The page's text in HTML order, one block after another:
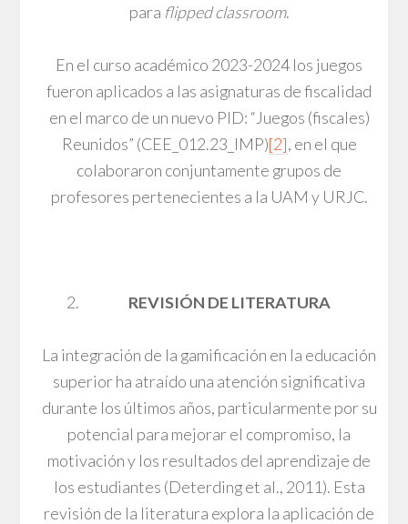
para flipped classroom.
En el curso académico 2023-2024 los juegos
fueron aplicados a las asignaturas de fiscalidad
en el marco de un nuevo PID: “Juegos (fiscales)
Reunidos” (CEE_012.23_IMP)[2], en el que
colaboraron conjuntamente grupos de
profesores pertenecientes a la UAM y URJC.
REVISIÓN DE LITERATURA
La integración de la gamificación en la educación
superior ha atraído una atención significativa
durante los últimos años, particularmente por su
potencial para mejorar el compromiso, la
motivación y los resultados del aprendizaje de
los estudiantes (Deterding et al., 2011). Esta
revisión de la literatura explora la aplicación de